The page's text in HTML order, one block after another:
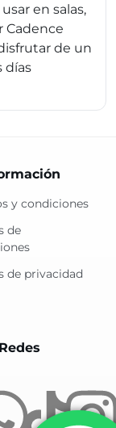
en salas,
Cadence
de un
días
RedesCentral Shop es
y condiciones
de
de privacidad